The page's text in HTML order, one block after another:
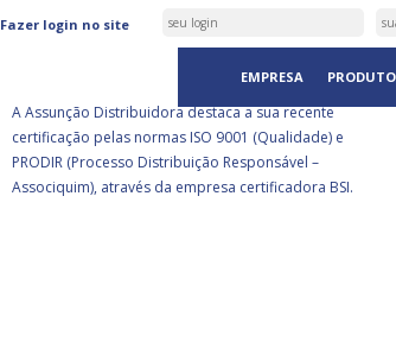
Fazer login no site
EMPRESA
ASSUNÇÃO DISTRIBUIDORA É
CERTIFICADA PELA BSI
A Assunção Distribuidora destaca a sua recente
certificação pelas normas ISO 9001 (Qualidade) e
PRODIR (Processo Distribuição Responsável –
Associquim), através da empresa certificadora BSI.